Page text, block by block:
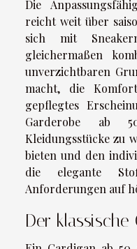
Die
reicht weit über
sich mit
gleichermaßen
unverzichtbaren
macht, die
gepflegtes
Garderobe ab
Kleidungsstücke zu
bieten und den
die elegante
Anforderungen auf
Der klassische